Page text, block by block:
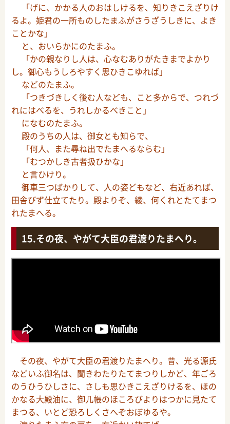
「げに、かかる人のおはしけるを、知りきこえざりけ
るよ。姫君の一所ものしたまふがさうざうしきに、よき
ことかな」
と、おいらかにのたまふ。
「かの親なりし人は、心なむありがたきまでよかり
し。御心もうしろやすく思ひきこゆれば」
などのたまふ。
「つきづきしく後む人なども、こと多からで、つれづ
れにはべるを、うれしかるべきこと」
になむのたまふ。
殿のうちの人は、御女とも知らで、
「何人、また尋ね出でたまへるならむ」
「むつかしき古者扱ひかな」
と言ひけり。
御車三つばかりして、人の姿どもなど、右近あれば、
田舎びず仕立てたり。殿よりぞ、綾、何くれとたてまつ
れたまへる。
その夜、やがて大臣の君渡りたまへり。
その夜、やがて大臣の君渡りたまへり。昔、光る源氏
などいふ御名は、聞きわたりたてまつりしかど、年ごろ
のうひうひしさに、さしも思ひきこえざりけるを、ほの
かなる大殿油に、御几帳のほころびよりはつかに見たて
まつる、いとど恐ろしくさへぞおぼゆるや。